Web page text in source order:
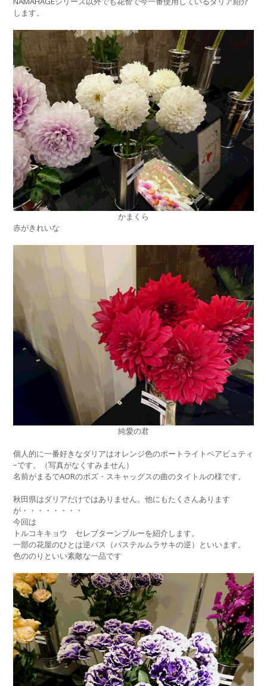
します。
かまくら
赤がきれいな
純愛の君
個人的に一番好きなダリアはオレンジ色のポートライトペアビュティ
ｰです。（写真がなくすみません）
名前がまるでAORのボズ・スキャッグスの曲のタイトルの様です。
秋田県はダリアだけではありません。他にもたくさんあります
が・・・・・・・・
今回は
トルコキキョウ セレブターンブルーを紹介します。
一部の花屋のひとは逆パス（パステルムラサキの逆）といいます。
色ののりといい素敵な一品です